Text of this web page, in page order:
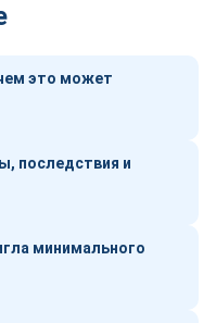
это может
последствия и
минимального